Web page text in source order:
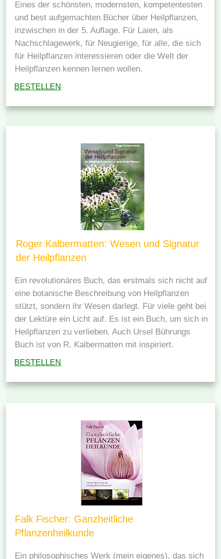
Eines der schönsten, modernsten, kompetentesten
und best aufgemachten Bücher über Heilpflanzen,
inzwischen in der 5. Auflage. Für Laien, als
Nachschlagewerk, für Neugierige, für alle, die sich
für Heilpflanzen interessieren oder die Welt der
Heilpflanzen kennen lernen wollen.
BESTELLEN
Roger Kalbermatten: Wesen und Signatur
der Heilpflanzen
Ein revolutionäres Buch, das erstmals sich nicht auf
eine botanische Beschreibung von Heilpflanzen
stützt, sondern ihr Wesen darlegt. Für viele geht bei
der Lektüre ein Licht auf. Es ist ein Buch, um sich in
Heilpflanzen zu verlieben. Auch Ursel Bührungs
Buch ist von R. Kalbermatten mit inspiriert.
BESTELLEN
Falk Fischer: Ganzheitliche
Pflanzenheilkunde
Ein philosophisches Werk (mein eigenes), das sich